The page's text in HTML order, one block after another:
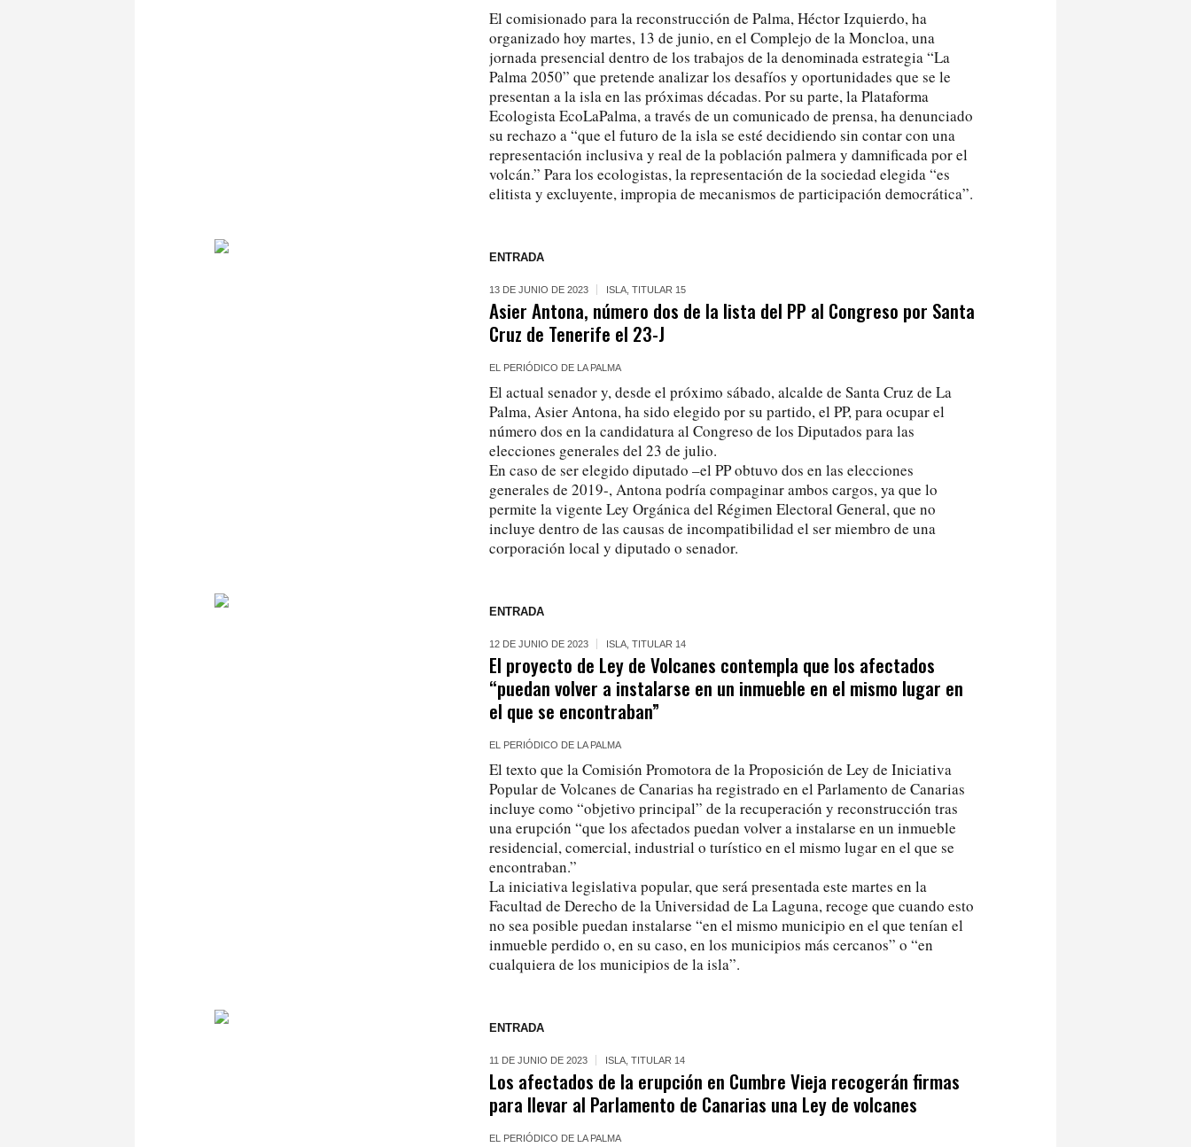
El comisionado para la reconstrucción de Palma, Héctor Izquierdo, ha
organizado hoy martes, 13 de junio, en el Complejo de la Moncloa, una
jornada presencial dentro de los trabajos de la denominada estrategia “La
Palma 2050” que pretende analizar los desafíos y oportunidades que se le
presentan a la isla en las próximas décadas. Por su parte, la Plataforma
Ecologista EcoLaPalma, a través de un comunicado de prensa, ha denunciado
su rechazo a “que el futuro de la isla se esté decidiendo sin contar con una
representación inclusiva y real de la población palmera y damnificada por el
volcán.” Para los ecologistas, la representación de la sociedad elegida “es
elitista y excluyente, impropia de mecanismos de participación democrática”.
ENTRADA
13 DE JUNIO DE 2023 ISLA ,TITULAR 15
Asier Antona, número dos de la lista del PP al Congreso por Santa
Cruz de Tenerife el 23-J
EL PERIÓDICO DE LA PALMA
El actual senador y, desde el próximo sábado, alcalde de Santa Cruz de La
Palma, Asier Antona, ha sido elegido por su partido, el PP, para ocupar el
número dos en la candidatura al Congreso de los Diputados para las
elecciones generales del 23 de julio.
En caso de ser elegido diputado –el PP obtuvo dos en las elecciones
generales de 2019-, Antona podría compaginar ambos cargos, ya que lo
permite la vigente Ley Orgánica del Régimen Electoral General, que no
incluye dentro de las causas de incompatibilidad el ser miembro de una
corporación local y diputado o senador.
ENTRADA
12 DE JUNIO DE 2023 ISLA ,TITULAR 14
El proyecto de Ley de Volcanes contempla que los afectados
“puedan volver a instalarse en un inmueble en el mismo lugar en
el que se encontraban”
EL PERIÓDICO DE LA PALMA
El texto que la Comisión Promotora de la Proposición de Ley de Iniciativa
Popular de Volcanes de Canarias ha registrado en el Parlamento de Canarias
incluye como “objetivo principal” de la recuperación y reconstrucción tras
una erupción “que los afectados puedan volver a instalarse en un inmueble
residencial, comercial, industrial o turístico en el mismo lugar en el que se
encontraban.”
La iniciativa legislativa popular, que será presentada este martes en la
Facultad de Derecho de la Universidad de La Laguna, recoge que cuando esto
no sea posible puedan instalarse “en el mismo municipio en el que tenían el
inmueble perdido o, en su caso, en los municipios más cercanos” o “en
cualquiera de los municipios de la isla”.
ENTRADA
11 DE JUNIO DE 2023 ISLA ,TITULAR 14
Los afectados de la erupción en Cumbre Vieja recogerán firmas
para llevar al Parlamento de Canarias una Ley de volcanes
EL PERIÓDICO DE LA PALMA